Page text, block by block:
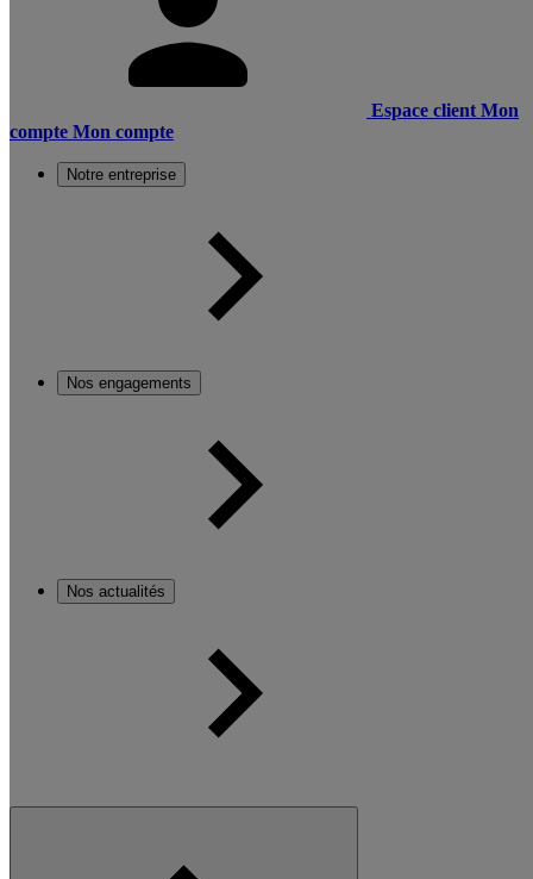
Espace client Mon
compte Mon compte
Notre entreprise
Nos engagements
Nos actualités